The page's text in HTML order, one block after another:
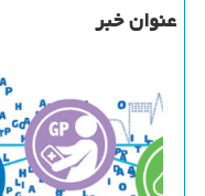
عنوان خبر